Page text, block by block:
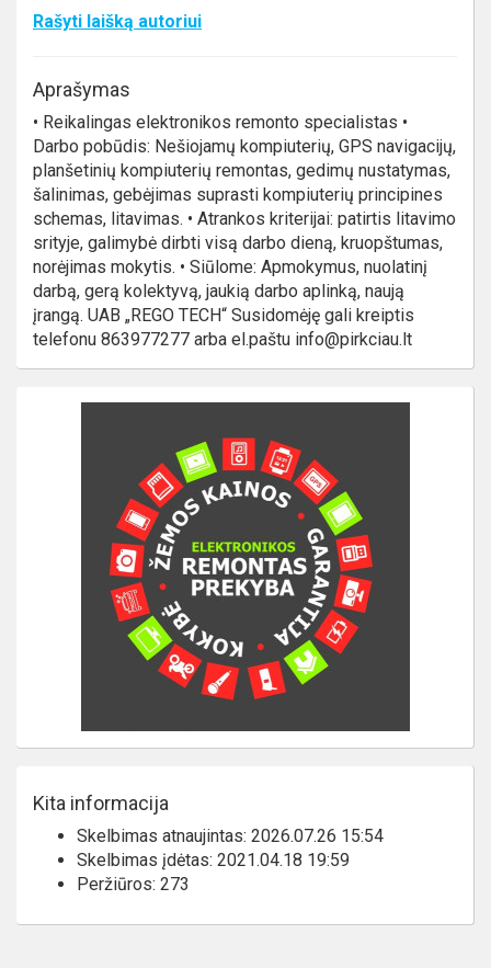
Rašyti laišką autoriui
Aprašymas
• Reikalingas elektronikos remonto specialistas •
Darbo pobūdis: Nešiojamų kompiuterių, GPS navigacijų,
planšetinių kompiuterių remontas, gedimų nustatymas,
šalinimas, gebėjimas suprasti kompiuterių principines
schemas, litavimas. • Atrankos kriterijai: patirtis litavimo
srityje, galimybė dirbti visą darbo dieną, kruopštumas,
norėjimas mokytis. • Siūlome: Apmokymus, nuolatinį
darbą, gerą kolektyvą, jaukią darbo aplinką, naują
įrangą. UAB „REGO TECH“ Susidomėję gali kreiptis
telefonu 863977277 arba el.paštu info@pirkciau.lt
Kita informacija
Skelbimas atnaujintas: 2026.07.26 15:54
Skelbimas įdėtas: 2021.04.18 19:59
Peržiūros: 273